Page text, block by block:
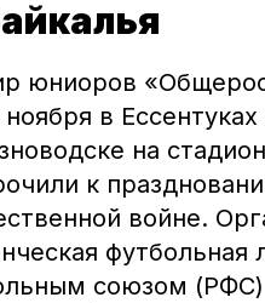
юниоров
в
на
к
войне.
союзом